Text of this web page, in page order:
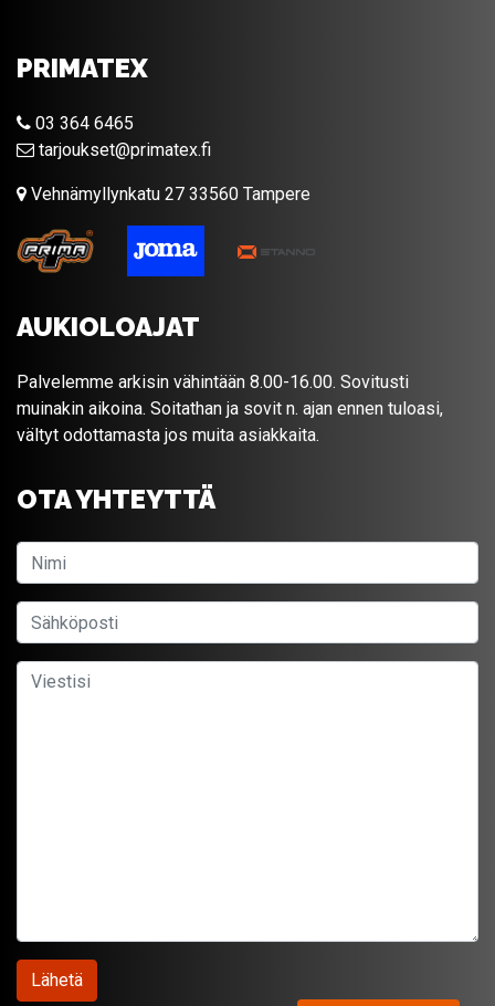
PRIMATEX
03 364 6465
tarjoukset@primatex.fi
Vehnämyllynkatu 27 33560 Tampere
AUKIOLOAJAT
Palvelemme arkisin vähintään 8.00-16.00. Sovitusti
muinakin aikoina. Soitathan ja sovit n. ajan ennen tuloasi,
vältyt odottamasta jos muita asiakkaita.
OTA YHTEYTTÄ